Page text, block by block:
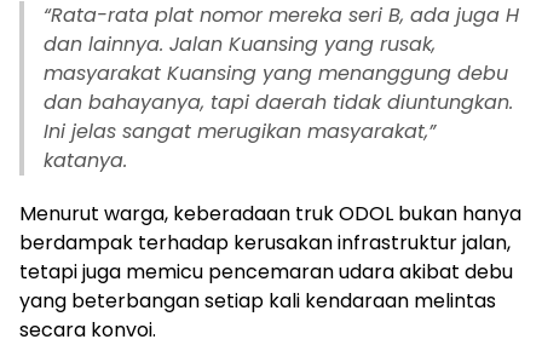
“Rata-rata plat nomor mereka seri B, ada juga H
dan lainnya. Jalan Kuansing yang rusak,
masyarakat Kuansing yang menanggung debu
dan bahayanya, tapi daerah tidak diuntungkan.
Ini jelas sangat merugikan masyarakat,”
katanya.
Menurut warga, keberadaan truk ODOL bukan hanya
berdampak terhadap kerusakan infrastruktur jalan,
tetapi juga memicu pencemaran udara akibat debu
yang beterbangan setiap kali kendaraan melintas
secara konvoi.